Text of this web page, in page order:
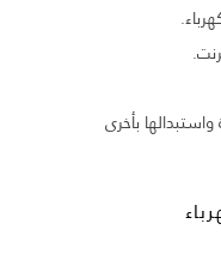
واستبدالها بأخرى